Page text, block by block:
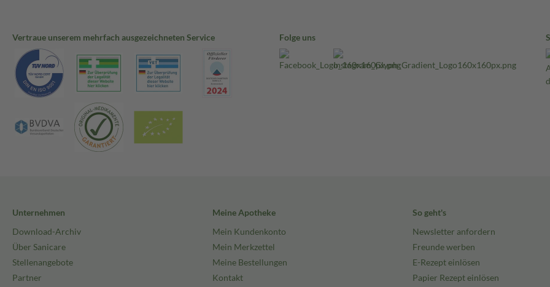
Vertraue unserem mehrfach ausgezeichneten Service Folge uns
Unternehmen
Download-Archiv
Über Sanicare
Stellenangebote
Partner
Meine Apotheke
Mein Kundenkonto
Mein Merkzettel
Meine Bestellungen
Kontakt
So geht's
Newsletter anfordern
Freunde werben
E-Rezept einlösen
Papier Rezept einlösen